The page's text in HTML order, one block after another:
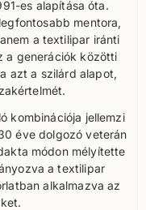
es alapítása óta.
mentora,
a textilipar iránti
a generációk közötti
azt a szilárd alapot,
kombinációja jellemzi
éve dolgozó veterán
módon mélyítette
a textilipar
alkalmazva az